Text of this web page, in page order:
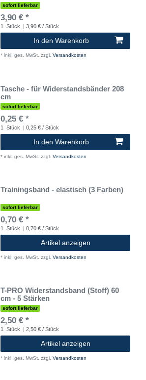
sofort lieferbar
3,90 € *
1 Stück | 3,90 € / Stück
In den Warenkorb
* inkl. ges. MwSt. zzgl. Versandkosten
Tasche - für Widerstandsbänder 208
cm
sofort lieferbar
0,25 € *
1 Stück | 0,25 € / Stück
In den Warenkorb
* inkl. ges. MwSt. zzgl. Versandkosten
Trainingsband - elastisch (3 Farben)
sofort lieferbar
0,70 € *
1 Stück | 0,70 € / Stück
Artikel anzeigen
* inkl. ges. MwSt. zzgl. Versandkosten
T-PRO Widerstandsband (Stoff) 60
cm - 5 Stärken
sofort lieferbar
2,50 € *
1 Stück | 2,50 € / Stück
Artikel anzeigen
* inkl. ges. MwSt. zzgl. Versandkosten